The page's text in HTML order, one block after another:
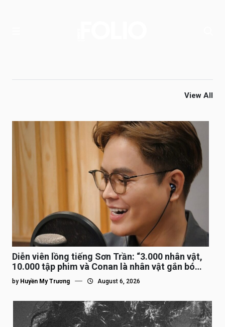
View All
Diễn viên lồng tiếng Sơn Trần: “3.000 nhân vật,
10.000 tập phim và Conan là nhân vật gắn bó
lâu nhất”
by Huyền My Trương August 6, 2026